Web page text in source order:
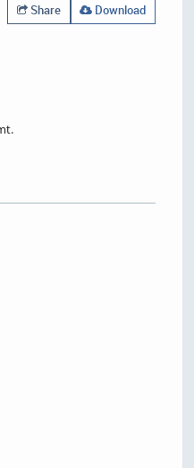
Share Download